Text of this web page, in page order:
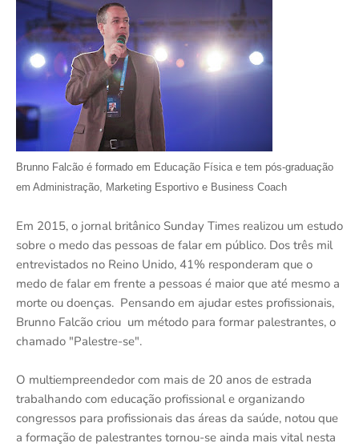
Brunno Falcão é formado em Educação Física e tem pós-graduação
em Administração, Marketing Esportivo e Business Coach
Em 2015, o jornal britânico Sunday Times realizou um estudo
sobre o medo das pessoas de falar em público. Dos três mil
entrevistados no Reino Unido, 41% responderam que o
medo de falar em frente a pessoas é maior que até mesmo a
morte ou doenças. Pensando em ajudar estes profissionais,
Brunno Falcão criou um método para formar palestrantes, o
chamado "Palestre-se".
O multiempreendedor com mais de 20 anos de estrada
trabalhando com educação profissional e organizando
congressos para profissionais das áreas da saúde, notou que
a formação de palestrantes tornou-se ainda mais vital nesta